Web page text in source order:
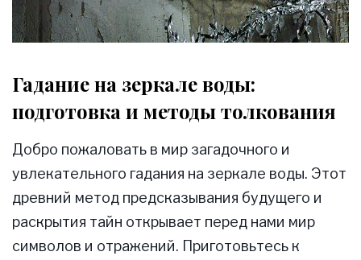
Гадание на зеркале воды:
подготовка и методы толкования
Добро пожаловать в мир загадочного и
увлекательного гадания на зеркале воды. Этот
древний метод предсказывания будущего и
раскрытия тайн открывает перед нами мир
символов и отражений. Приготовьтесь к